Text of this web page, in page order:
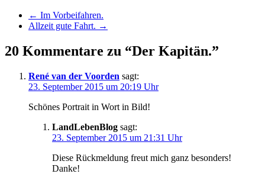
← Im Vorbeifahren.
Allzeit gute Fahrt. →
20 Kommentare zu “Der Kapitän.”
René van der Voorden sagt:
23. September 2015 um 20:19 Uhr
Schönes Portrait in Wort in Bild!
LandLebenBlog sagt:
23. September 2015 um 21:31 Uhr
Diese Rückmeldung freut mich ganz besonders!
Danke!